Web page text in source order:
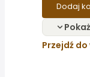
Dodaj
Przejdź